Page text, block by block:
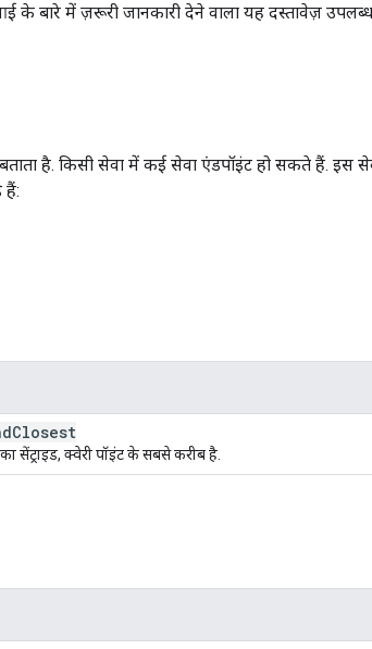
के बारे में ज़रूरी जानकारी देने वाला यह दस्तावेज़
है. किसी सेवा में कई सेवा एंडपॉइंट हो सकते हैं. इस
हैं:
Closest
सेंट्राइड, क्वेरी पॉइंट के सबसे करीब है.